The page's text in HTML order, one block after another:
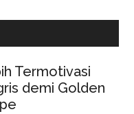
Termotivasi
demi Golden